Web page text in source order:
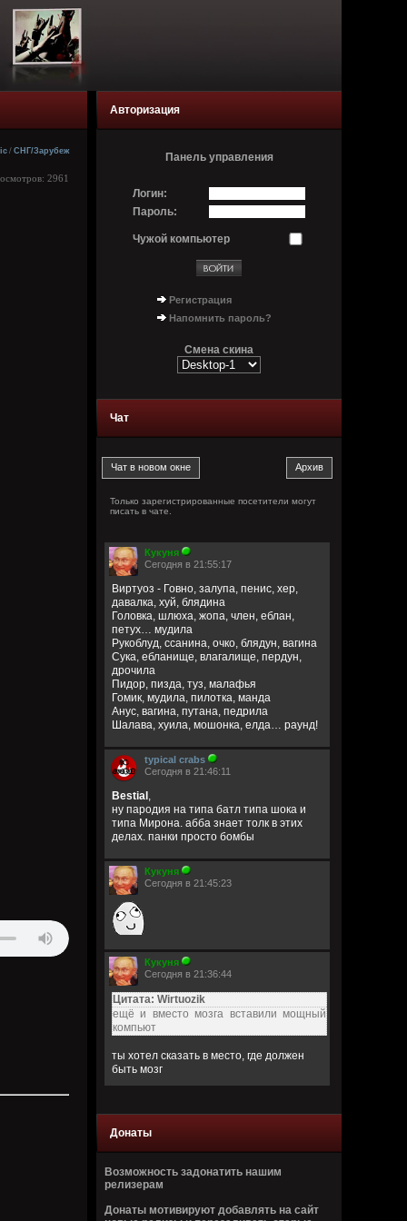
/ СНГ/Зарубеж
2961
Авторизация
Панель управления
Логин:
Пароль:
Чужой компьютер
Регистрация
Напомнить пароль?
Смена скина
Чат
Только зарегистрированные посетители могут
писать в чате.
Кукуня
Сегодня в 21:55:17
Виртуоз - Говно, залупа, пенис, хер,
давалка, хуй, блядина
Головка, шлюха, жопа, член, еблан,
петух… мудила
Рукоблуд, ссанина, очко, блядун, вагина
Сука, ебланище, влагалище, пердун,
дрочила
Пидор, пизда, туз, малафья
Гомик, мудила, пилотка, манда
Анус, вагина, путана, педрила
Шалава, хуила, мошонка, елда… раунд!
typical crabs
Сегодня в 21:46:11
Bestial ,
ну пародия на типа батл типа шока и
типа Мирона. абба знает толк в этих
делах. панки просто бомбы
Кукуня
Сегодня в 21:45:23
Кукуня
Сегодня в 21:36:44
Цитата: Wirtuozik
ещё и вместо мозга вставили мощный
компьют
ты хотел сказать в место, где должен
быть мозг
Сегодня в 20:41:56
Я - робот
Wirtuozik
Сегодня в 20:40:37
А если бы мне ещё и вместо мозга
Донаты
Возможность задонатить нашим
релизерам
Донаты мотивируют добавлять на сайт